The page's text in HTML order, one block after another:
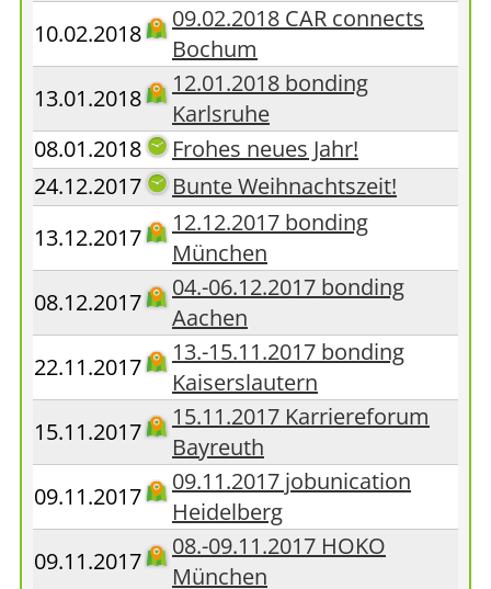
10.02.2018
09.02.2018 CAR connects
Bochum
13.01.2018
12.01.2018 bonding
Karlsruhe
08.01.2018
Frohes neues Jahr!
24.12.2017
Bunte Weihnachtszeit!
13.12.2017
12.12.2017 bonding
München
08.12.2017
04.-06.12.2017 bonding
Aachen
22.11.2017
13.-15.11.2017 bonding
Kaiserslautern
15.11.2017
15.11.2017 Karriereforum
Bayreuth
09.11.2017
09.11.2017 jobunication
Heidelberg
09.11.2017
08.-09.11.2017 HOKO
München